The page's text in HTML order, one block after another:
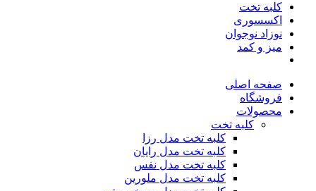
کلبه تخت
اکسسوری
نوزاد نوجوان
میز و کمد
صفحه اصلی
فروشگاه
محصولات
کلبه تخت
کلبه تخت مدل رزا
کلبه تخت مدل رایان
کلبه تخت مدل نفس
کلبه تخت مدل ملورین